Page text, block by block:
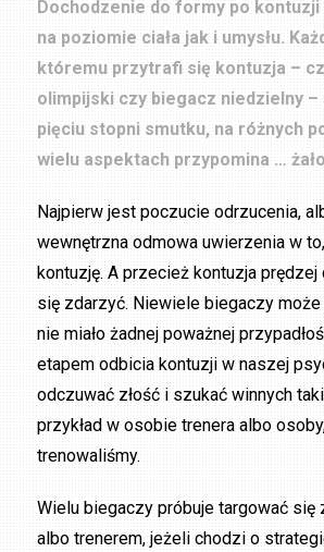
Dochodzenie do formy po kontuzji
na poziomie ciała jak i umysłu.
któremu przytrafi się kontuzja –
olimpijski czy biegacz niedzielny –
pięciu stopni smutku, na różnych
wielu aspektach przypomina …
Najpierw jest poczucie odrzucenia,
wewnętrzna odmowa uwierzenia w
kontuzję. A przecież kontuzja
się zdarzyć. Niewiele biegaczy
nie miało żadnej poważnej
etapem odbicia kontuzji w naszej
odczuwać złość i szukać winnych
przykład w osobie trenera albo
trenowaliśmy.
Wielu biegaczy próbuje targować się
albo trenerem, jeżeli chodzi o